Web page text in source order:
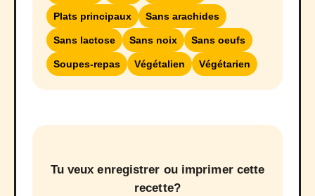
Plats principaux Sans arachides
Sans lactose Sans noix Sans oeufs
Soupes-repas Végétalien Végétarien
Tu veux enregistrer ou imprimer cette
recette?